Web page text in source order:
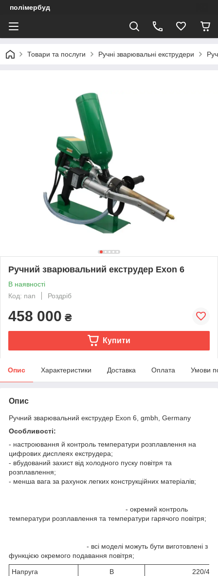
полімербуд
Товари та послуги Ручні зварювальні екструдери
Ручний зварювальний екструдер Exon 6
В наявності
Код: nan
Роздріб
458 000 ₴
Купити
Опис Характеристики Доставка Оплата Умови
Опис
Ручний зварювальний екструдер Exon 6, gmbh, Germany
Особливості:
- настроювання й контроль температури розплавлення на
цифрових дисплеях екструдера;
- вбудований захист від холодного пуску повітря та
розплавлення;
- менша вага за рахунок легких конструкційних матеріалів;
- окремий контроль
температури розплавлення та температури гарячого повітря;
- всі моделі можуть бути виготовлені з
функцією окремого подавання повітря;
Напруга В
220/400